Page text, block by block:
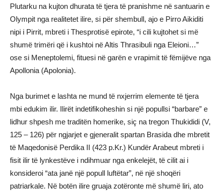
Plutarku na kujton dhurata të tjera të pranishme në santuarin e
Olympit nga realitetet ilire, si për shembull, ajo e Pirro Aikiditi
nipi i Pirrit, mbreti i Thesprotisë epirote, “i cili kujtohet si më
shumë trimëri që i kushtoi në Altis Thrasibuli nga Eleioni…”
ose si Meneptolemi, fituesi në garën e vrapimit të fëmijëve nga
Apollonia (Apolonia).
Nga burimet e lashta ne mund të nxjerrim elemente të tjera
mbi edukim ilir. Ilirët indetifikoheshin si një popullsi “barbare” e
lidhur shpesh me traditën homerike, siç na tregon Thukididi (V,
125 – 126) për ngjarjet e gjeneralit spartan Brasida dhe mbretit
të Maqedonisë Perdika II (423 p.Kr.) Kundër Arabeut mbreti i
fisit ilir të lynkestëve i ndihmuar nga enkelejët, të cilit ai i
konsideroi “ata janë një popull luftëtar”, në një shoqëri
patriarkale. Në botën ilire gruaja zotëronte më shumë liri, ato